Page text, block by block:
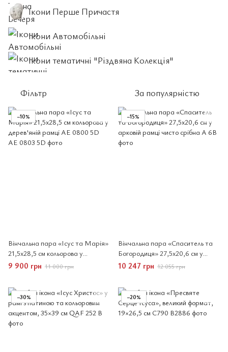
Ікони Перше Причастя
Ікони Автомобільні
Ікони тематичні "Різдвяна Колекція"
Фільтр За популярністю
−10%
Вінчальна пара «Ісус та Марія»
21,5x28,5 см кольорова у
дерев'яній рамці
9 900 грн 11 000 грн
−15%
Вінчальна пара «Спаситель та
Богородиця» 27,5x20,6 см у
арковій рамці чисто срібна
10 247 грн 12 055 грн
−30% −20%